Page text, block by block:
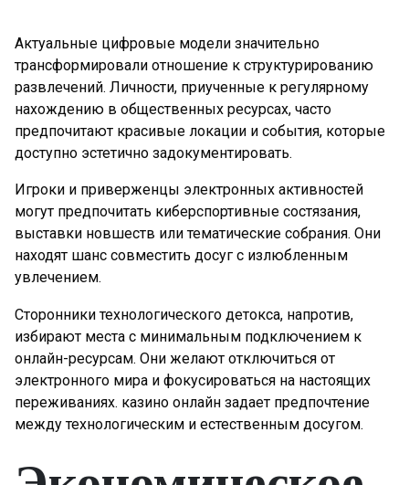
Актуальные цифровые модели значительно
трансформировали отношение к структурированию
развлечений. Личности, приученные к регулярному
нахождению в общественных ресурсах, часто
предпочитают красивые локации и события, которые
доступно эстетично задокументировать.
Игроки и приверженцы электронных активностей
могут предпочитать киберспортивные состязания,
выставки новшеств или тематические собрания. Они
находят шанс совместить досуг с излюбленным
увлечением.
Сторонники технологического детокса, напротив,
избирают места с минимальным подключением к
онлайн-ресурсам. Они желают отключиться от
электронного мира и фокусироваться на настоящих
переживаниях. казино онлайн задает предпочтение
между технологическим и естественным досугом.